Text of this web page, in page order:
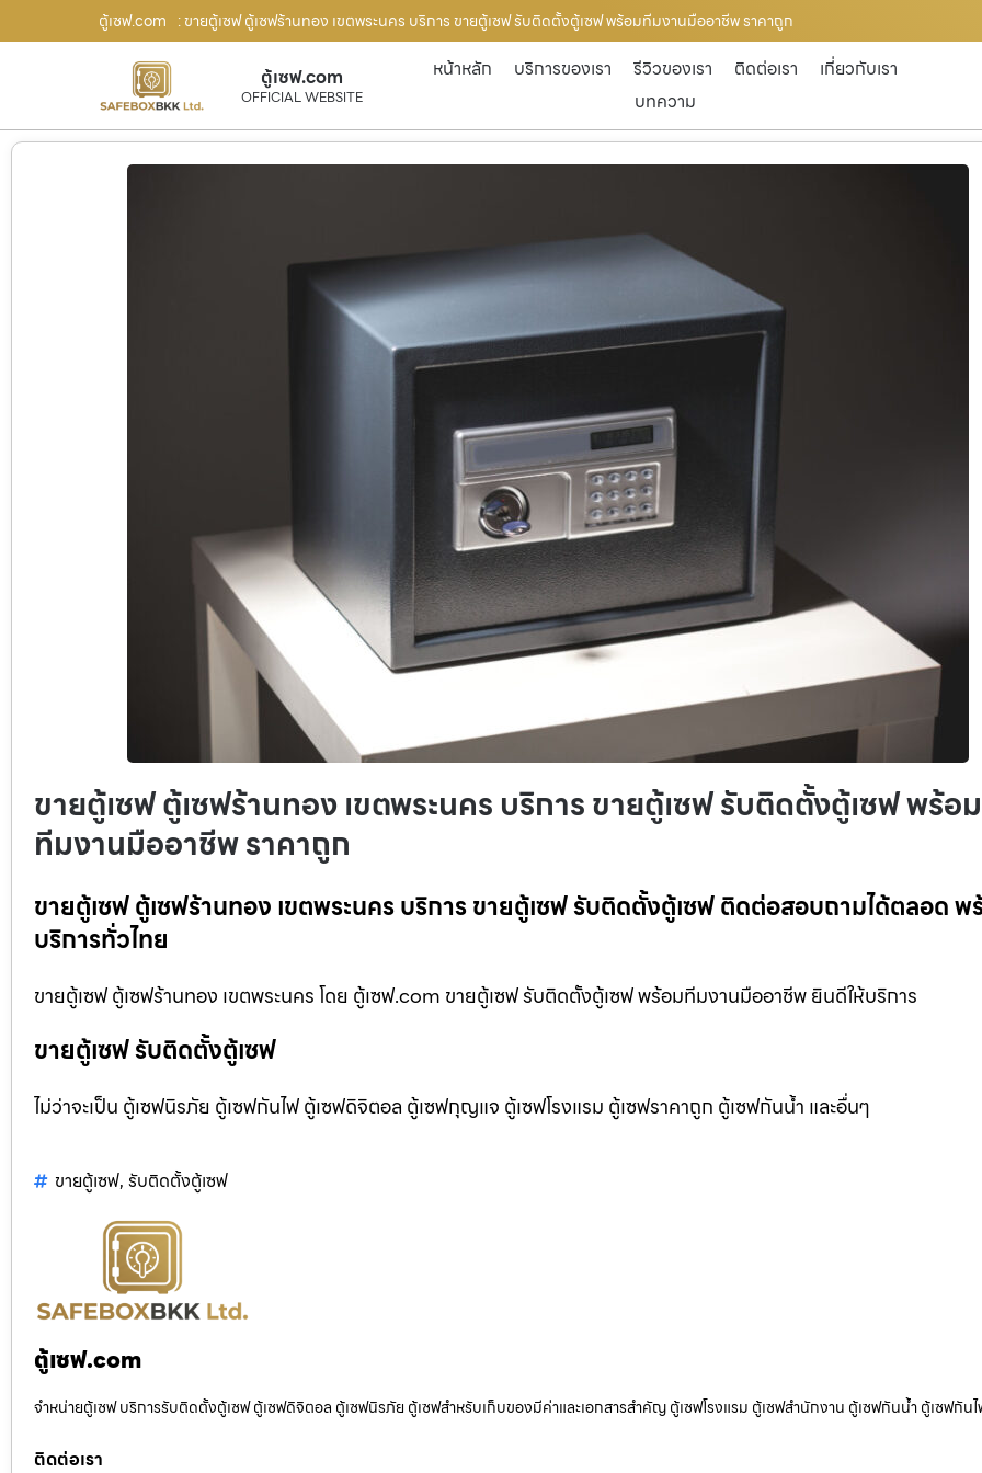
ตู้เซฟ.com : ขายตู้เซฟ ตู้เซฟร้านทอง เขตพระนคร บริการ ขายตู้เซฟ รับติดตั้งตู้เซฟ พร้อมทีมงานมืออาชีพ ราคาถูก
ตู้เซฟ.com
OFFICIAL WEBSITE
หน้าหลัก บริการของเรา รีวิวของเรา ติดต่อเรา
เกี่ยวกับเรา
บทความ
ขายตู้เซฟ ตู้เซฟร้านทอง เขตพระนคร บริการ ขายตู้เซฟ รับติดตั้งตู้เซฟ พร้อม
ทีมงานมืออาชีพ ราคาถูก
ขายตู้เซฟ ตู้เซฟร้านทอง เขตพระนคร บริการ ขายตู้เซฟ รับติดตั้งตู้เซฟ ติดต่อสอบถามได้ตลอด พ
บริการทั่วไทย
ขายตู้เซฟ ตู้เซฟร้านทอง เขตพระนคร โดย ตู้เซฟ.com ขายตู้เซฟ รับติดตั้งตู้เซฟ พร้อมทีมงานมืออาชีพ ยินดีให้บริการ
ขายตู้เซฟ รับติดตั้งตู้เซฟ
ไม่ว่าจะเป็น ตู้เซฟนิรภัย ตู้เซฟกันไฟ ตู้เซฟดิจิตอล ตู้เซฟกุญแจ ตู้เซฟโรงแรม ตู้เซฟราคาถูก ตู้เซฟกันน้ำ และอื่นๆ
ขายตู้เซฟ, รับติดตั้งตู้เซฟ
ตู้เซฟ.com
จำหน่ายตู้เซฟ บริการรับติดตั้งตู้เซฟ ตู้เซฟดิจิตอล ตู้เซฟนิรภัย ตู้เซฟสำหรับเก็บของมีค่าและเอกสารสำคัญ ตู้เซฟโรงแรม ตู้เซฟสำนักงาน ตู้เซฟกันน้ำ ตู้เซฟกัน
ติดต่อเรา